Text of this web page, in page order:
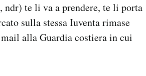
te li va a prendere, te li porta
sulla stessa Iuventa rimase
alla Guardia costiera in cui